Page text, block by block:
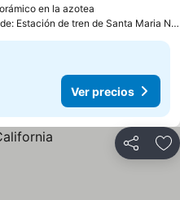
en la azotea
a 0.3 km de: Estación de tren de Santa Maria Novella
Ver precios
Compartir